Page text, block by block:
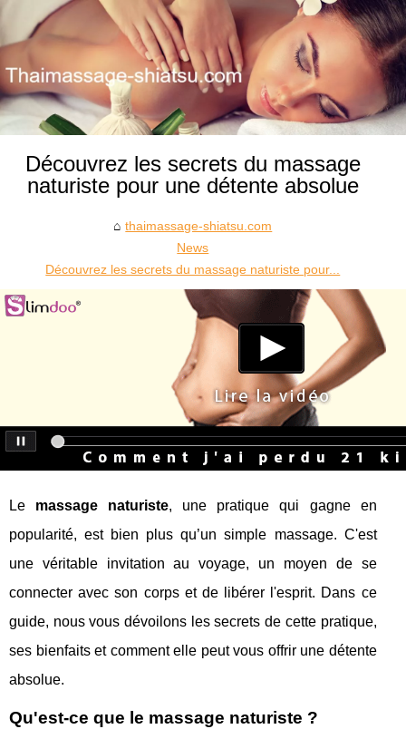
Découvrez les secrets du massage
naturiste pour une détente absolue
thaimassage-shiatsu.com
News
Découvrez les secrets du massage naturiste pour...
Le massage naturiste, une pratique qui gagne en
popularité, est bien plus qu’un simple massage. C'est
une véritable invitation au voyage, un moyen de se
connecter avec son corps et de libérer l'esprit. Dans ce
guide, nous vous dévoilons les secrets de cette pratique,
ses bienfaits et comment elle peut vous offrir une détente
absolue.
Qu'est-ce que le massage naturiste ?